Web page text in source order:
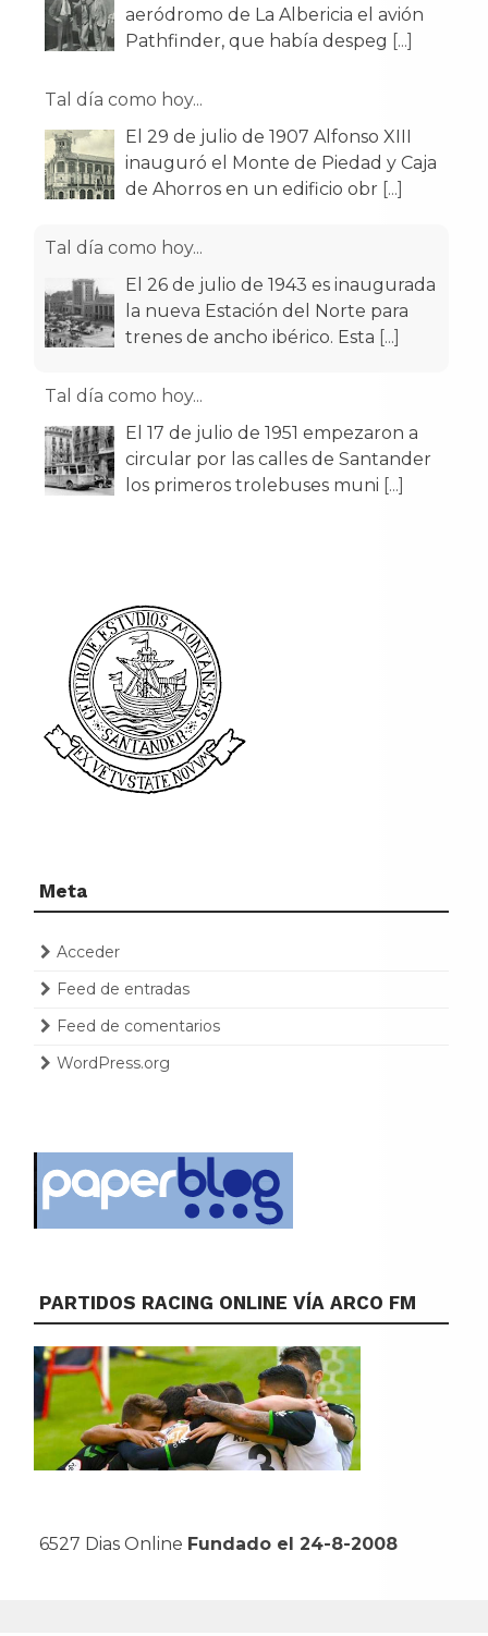
aeródromo de La Albericia el avión
Pathfinder, que había despeg [...]
Tal día como hoy...
El 29 de julio de 1907 Alfonso XIII
inauguró el Monte de Piedad y Caja
de Ahorros en un edificio obr [...]
Tal día como hoy...
El 26 de julio de 1943 es inaugurada
la nueva Estación del Norte para
trenes de ancho ibérico. Esta [...]
Tal día como hoy...
El 17 de julio de 1951 empezaron a
circular por las calles de Santander
los primeros trolebuses muni [...]
Meta
Acceder
Feed de entradas
Feed de comentarios
WordPress.org
PARTIDOS RACING ONLINE VÍA ARCO FM
6527 Dias Online Fundado el 24-8-2008